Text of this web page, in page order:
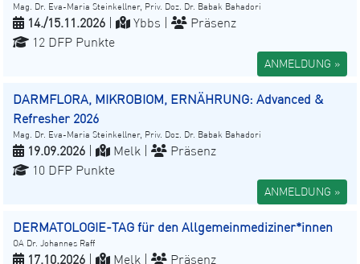
Mag. Dr. Eva-Maria Steinkellner, Priv. Doz. Dr. Babak Bahadori
14./15.11.2026 Ybbs |
Präsenz
12 DFP Punkte
ANMELDUNG »
DARMFLORA, MIKROBIOM, ERNÄHRUNG: Advanced &
Refresher 2026
Mag. Dr. Eva-Maria Steinkellner, Priv. Doz. Dr. Babak Bahadori
19.09.2026 Melk |
Präsenz
10 DFP Punkte
ANMELDUNG »
DERMATOLOGIE-TAG für den Allgemeinmediziner*innen
OA Dr. Johannes Raff
17.10.2026 Melk |
Präsenz